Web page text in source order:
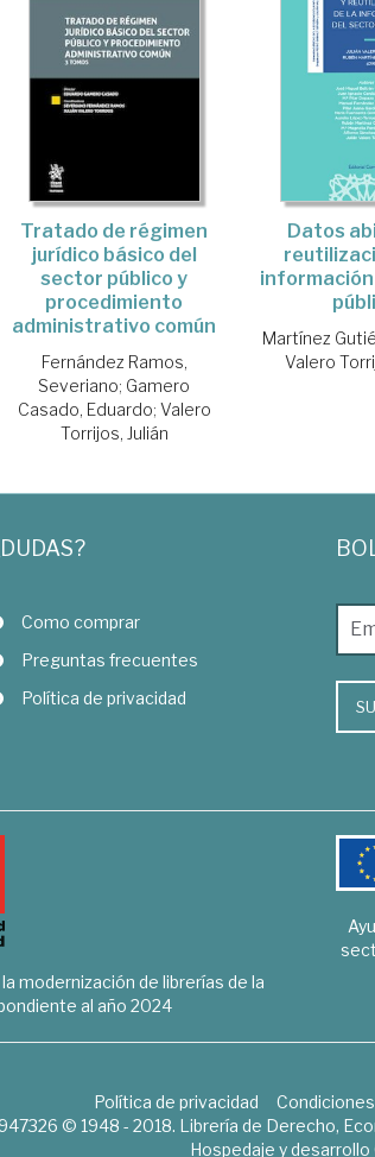
Tratado de régimen
jurídico básico del
sector público y
procedimiento
administrativo común
Fernández Ramos,
Severiano; Gamero
Casado, Eduardo; Valero
Torrijos, Julián
Datos
Martínez
Valero
Como comprar
Preguntas frecuentes
Política de privacidad
modernización de librerías de la
al año 2024
Política de privacidad
© 1948 - 2018. Librería de Derecho,
Hospedaje y desarrollo